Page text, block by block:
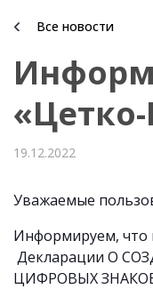
Все новости
19.12.2022
Уважаемые
Информируем, что
Декларации О
ЦИФРОВЫХ